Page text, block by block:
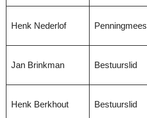
Henk Nederlof
Jan Brinkman Bestuurslid
Henk Berkhout Bestuurslid